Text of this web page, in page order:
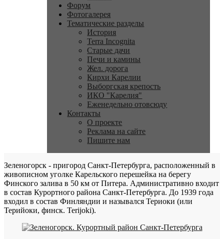
Форум
Фотогалерея
Тематические разделы
История
Terra Incognita
Старые дачи
Печи и камины
Жел. дорога
Кирхи Карелии
Выборгская крепость
ИКО "Карелия"
Еженедельно отовсюду
Контакты
О проекте
Реклама на сайте
Пишите нам
Зеленогорск - пригород Санкт-Петербурга, расположенный в
живописном уголке Карельского перешейка на берегу
Финского залива в 50 км от Питера. Административно входит
в состав Курортного района Санкт-Петербурга. До 1939 года
входил в состав Финляндии и назывался Териоки (или
Терийоки, финск. Terijoki).